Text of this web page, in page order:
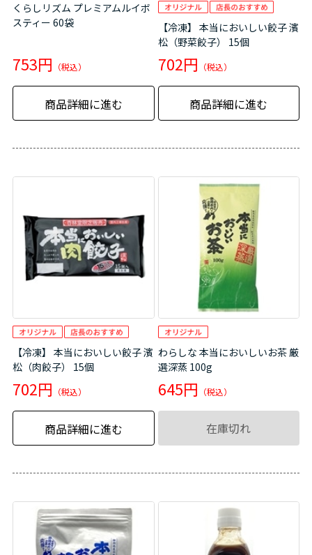
くらしリズム プレミアムルイボ
スティー 60袋
753円
商品詳細に進む
【冷凍】 本当においしい餃子 濱
松（野菜餃子） 15個
702円
商品詳細に進む
【冷凍】 本当においしい餃子 濱
松（肉餃子） 15個
702円
商品詳細に進む
わらしな 本当においしいお茶 厳
選深蒸 100g
645円
在庫切れ